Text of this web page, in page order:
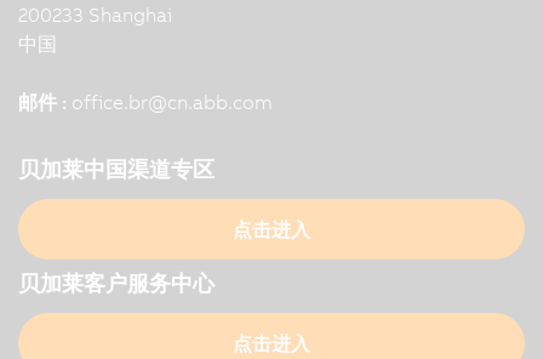
200233 Shanghai
中国
邮件 : office.br@cn.abb.com
贝加莱中国渠道专区
点击进入
贝加莱客户服务中心
点击进入